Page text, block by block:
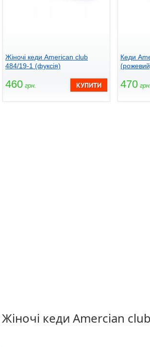
Жіночі кеди American club
484/19-1 (фуксія)
460 грн.
Кеди
470 грн.
Жіночі кеди Amercian club